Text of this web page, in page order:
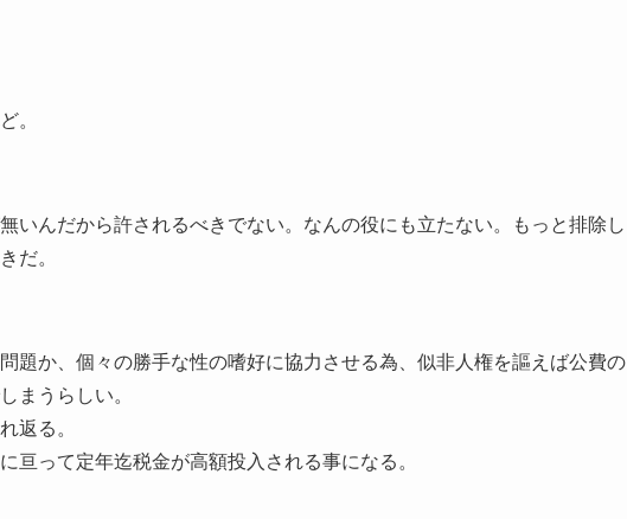
。
いんだから許されるべきでない。なんの役にも立たない。もっと排除し
だ。
題か、個々の勝手な性の嗜好に協力させる為、似非人権を謳えば公費の
まうらしい。
返る。
亘って定年迄税金が高額投入される事になる。